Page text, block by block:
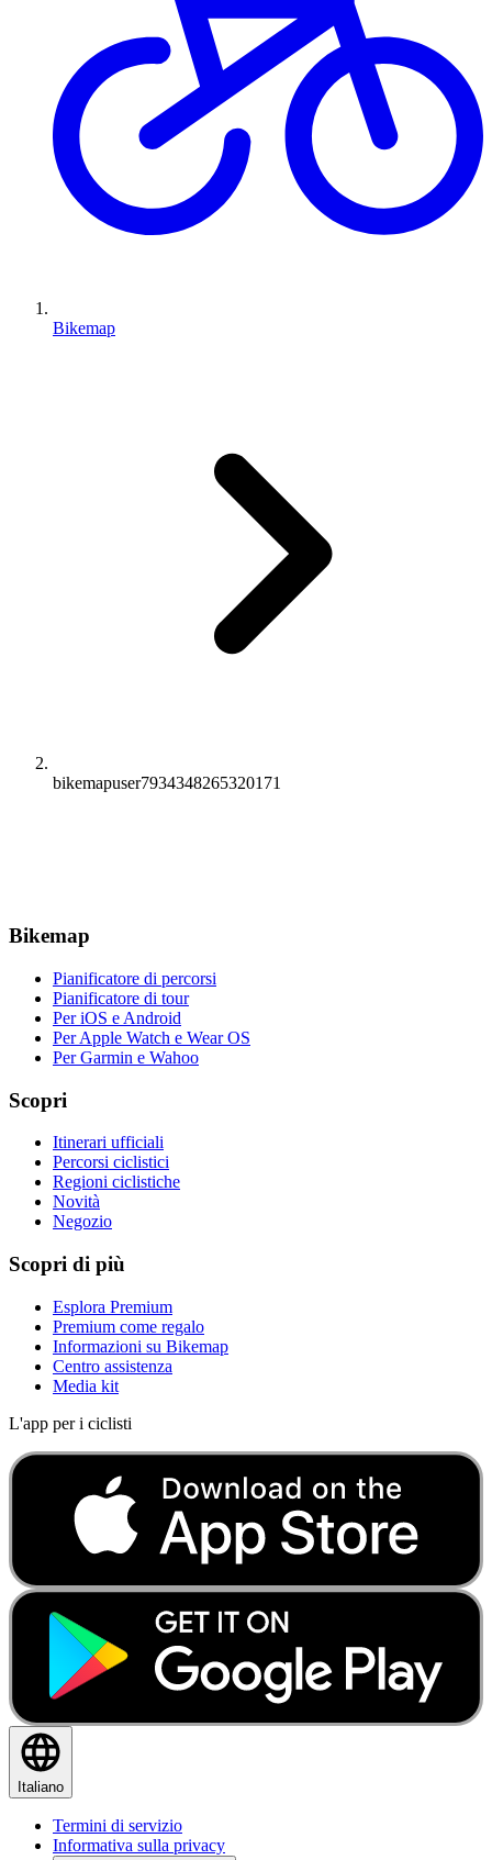
Bikemap
bikemapuser7934348265320171
Bikemap
Pianificatore di percorsi
Pianificatore di tour
Per iOS e Android
Per Apple Watch e Wear OS
Per Garmin e Wahoo
Scopri
Itinerari ufficiali
Percorsi ciclistici
Regioni ciclistiche
Novità
Negozio
Scopri di più
Esplora Premium
Premium come regalo
Informazioni su Bikemap
Centro assistenza
Media kit
L'app per i ciclisti
Italiano
Termini di servizio
Informativa sulla privacy